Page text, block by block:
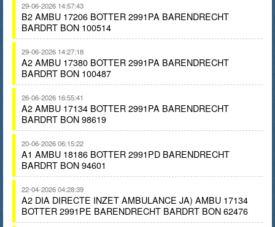
29-06-2026 14:57:43
B2 AMBU 17206 BOTTER 2991PA BARENDRECHT
BARDRT BON 100514
29-06-2026 14:27:18
A2 AMBU 17380 BOTTER 2991PA BARENDRECHT
BARDRT BON 100487
26-06-2026 16:55:41
A2 AMBU 17134 BOTTER 2991PA BARENDRECHT
BARDRT BON 98619
20-06-2026 06:15:22
A1 AMBU 18186 BOTTER 2991PD BARENDRECHT
BARDRT BON 94601
22-04-2026 04:28:39
A2 DIA DIRECTE INZET AMBULANCE JA) AMBU 17134
BOTTER 2991PE BARENDRECHT BARDRT BON 62476